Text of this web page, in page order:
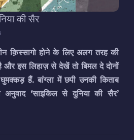
की सैर
क़िस्सागो होने के लिए अलग तरह की
और इस लिहाज़ से देखें तो बिमल दे दोनों
हैं. बांग्ला में छपी उनकी किताब
अनुवाद ‘साइकिल से दुनिया की सैर’